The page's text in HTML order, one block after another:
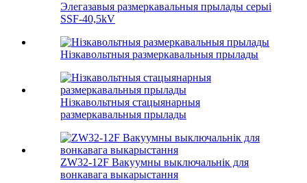
Элегазавыя размеркавальныя прылады серыі
SSF-40,5kV
Нізкавольтныя размеркавальныя прылады
Нізкавольтныя стацыянарныя
размеркавальныя прылады
ZW32-12F Вакуумны выключальнік для
вонкавага выкарыстання